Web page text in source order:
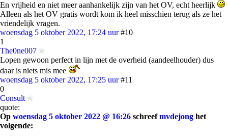
En vrijheid en niet meer aanhankelijk zijn van het OV, echt heerlijk
Alleen als het OV gratis wordt kom ik heel misschien terug als ze het
vriendelijk vragen.
woensdag 5 oktober 2022, 17:24 uur #10
1
The0ne007
Lopen gewoon perfect in lijn met de overheid (aandeelhouder) dus
daar is niets mis mee
woensdag 5 oktober 2022, 17:25 uur #11
0
Consult
quote:
Op woensdag 5 oktober 2022 @ 16:26 schreefmvdejong het
volgende: